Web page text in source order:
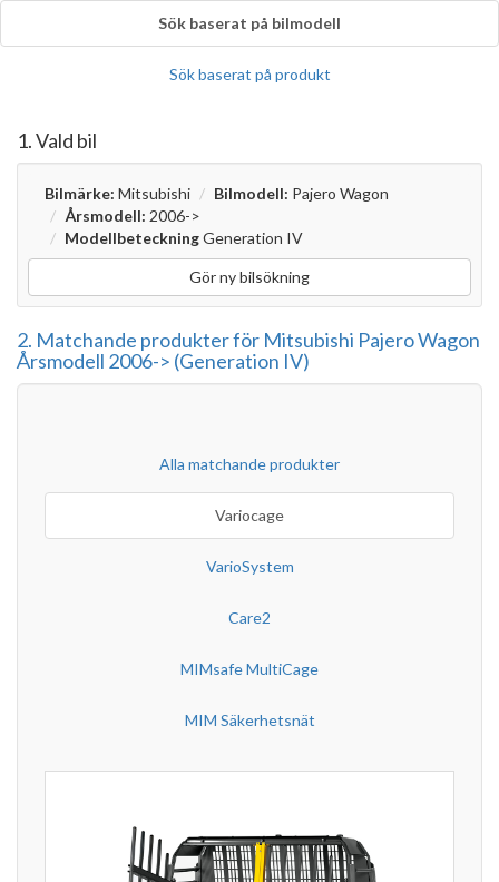
Sök baserat på bilmodell
Sök baserat på produkt
1. Vald bil
Bilmärke: Mitsubishi Bilmodell: Pajero Wagon
Årsmodell: 2006->
ModellbeteckningGeneration IV
Gör ny bilsökning
2. Matchande produkter för Mitsubishi Pajero Wagon
Årsmodell 2006-> (Generation IV)
Alla matchande produkter
Variocage
VarioSystem
Care2
MIMsafe MultiCage
MIM Säkerhetsnät